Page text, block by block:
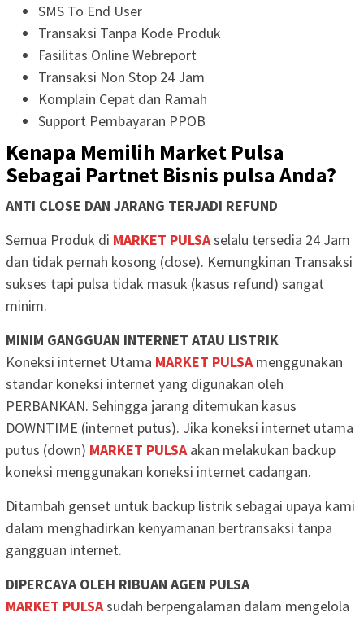
SMS To End User
Transaksi Tanpa Kode Produk
Fasilitas Online Webreport
Transaksi Non Stop 24 Jam
Komplain Cepat dan Ramah
Support Pembayaran PPOB
Kenapa Memilih Market Pulsa
Sebagai Partnet Bisnis pulsa Anda?
ANTI CLOSE DAN JARANG TERJADI REFUND
Semua Produk di MARKET PULSAselalu tersedia 24 Jam
dan tidak pernah kosong (close). Kemungkinan Transaksi
sukses tapi pulsa tidak masuk (kasus refund) sangat
minim.
MINIM GANGGUAN INTERNET ATAU LISTRIK
Koneksi internet Utama MARKET PULSAmenggunakan
standar koneksi internet yang digunakan oleh
PERBANKAN. Sehingga jarang ditemukan kasus
DOWNTIME (internet putus). Jika koneksi internet utama
putus (down) MARKET PULSAakan melakukan backup
koneksi menggunakan koneksi internet cadangan.
Ditambah genset untuk backup listrik sebagai upaya kami
dalam menghadirkan kenyamanan bertransaksi tanpa
gangguan internet.
DIPERCAYA OLEH RIBUAN AGEN PULSA
MARKET PULSAsudah berpengalaman dalam mengelola